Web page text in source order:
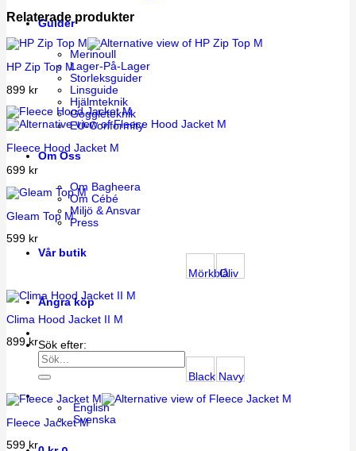
Guider
Merinoull
Lager-På-Lager
Storleksguider
Linsguide
Hjälmteknik
Goggleteknik
EU-Conformity
Om Oss
Om Bagheera
Om Cébé
Miljö & Ansvar
Press
Vår butik
Ångra köp
Sök efter:
English
Svenska
Relaterade produkter
HP Zip Top M
899 kr
Fleece Hood Jacket M
699 kr
Gleam Top M
599 kr
MörkblåOliv
Clima Hood Jacket II M
899kr
Black Navy
Fleece Jacket M
599 kr